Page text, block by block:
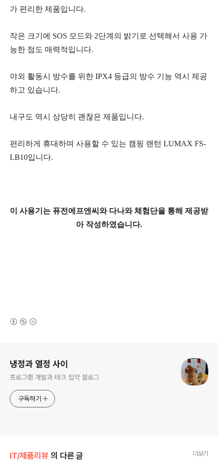
가 편리한 제품입니다.
작은 크기에 SOS 모드와 2단계의 밝기로 선택해서 사용 가
능한 점도 매력적입니다.
야외 활동시 방수를 위한 IPX4 등급의 방수 기능 역시 제공
하고 있습니다.
내구도 역시 상당히 괜찮은 제품입니다.
편리하게 휴대하며 사용할 수 있는 캠핑 랜턴 LUMAX FS-
LB10입니다.
이 사용기는 퓨전에프앤씨와 다나와 체험단을 통해 제공받
아 작성하였습니다.
냉정과 열정 사이
프로그램 개발과 테크 집약 블로그
구독하기
IT/제품리뷰 의 다른 글 더보기